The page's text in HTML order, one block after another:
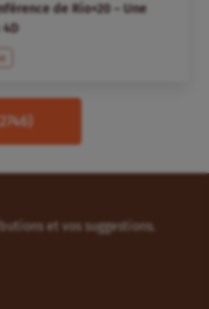
de Rio+20 – Une
(2746)
et vos suggestions.